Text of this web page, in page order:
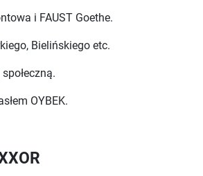
i FAUST Goethe.
Bielińskiego etc.
OYBEK.